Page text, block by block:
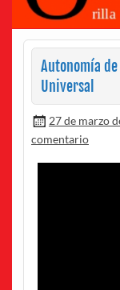
Autonomía
Universal
27 de marzo
comentario